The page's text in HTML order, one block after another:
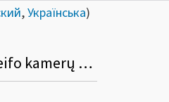
,Українська)
Dėl atnaujinto Finansų rinkos dalyvių teikiamų duomenų apie atidarytas ir uždarytas visų rūšių sąskaitas, seifo kamerų nuomą, asmenų atstovus ir naudos gavėjus XML pranešimo aprašymo